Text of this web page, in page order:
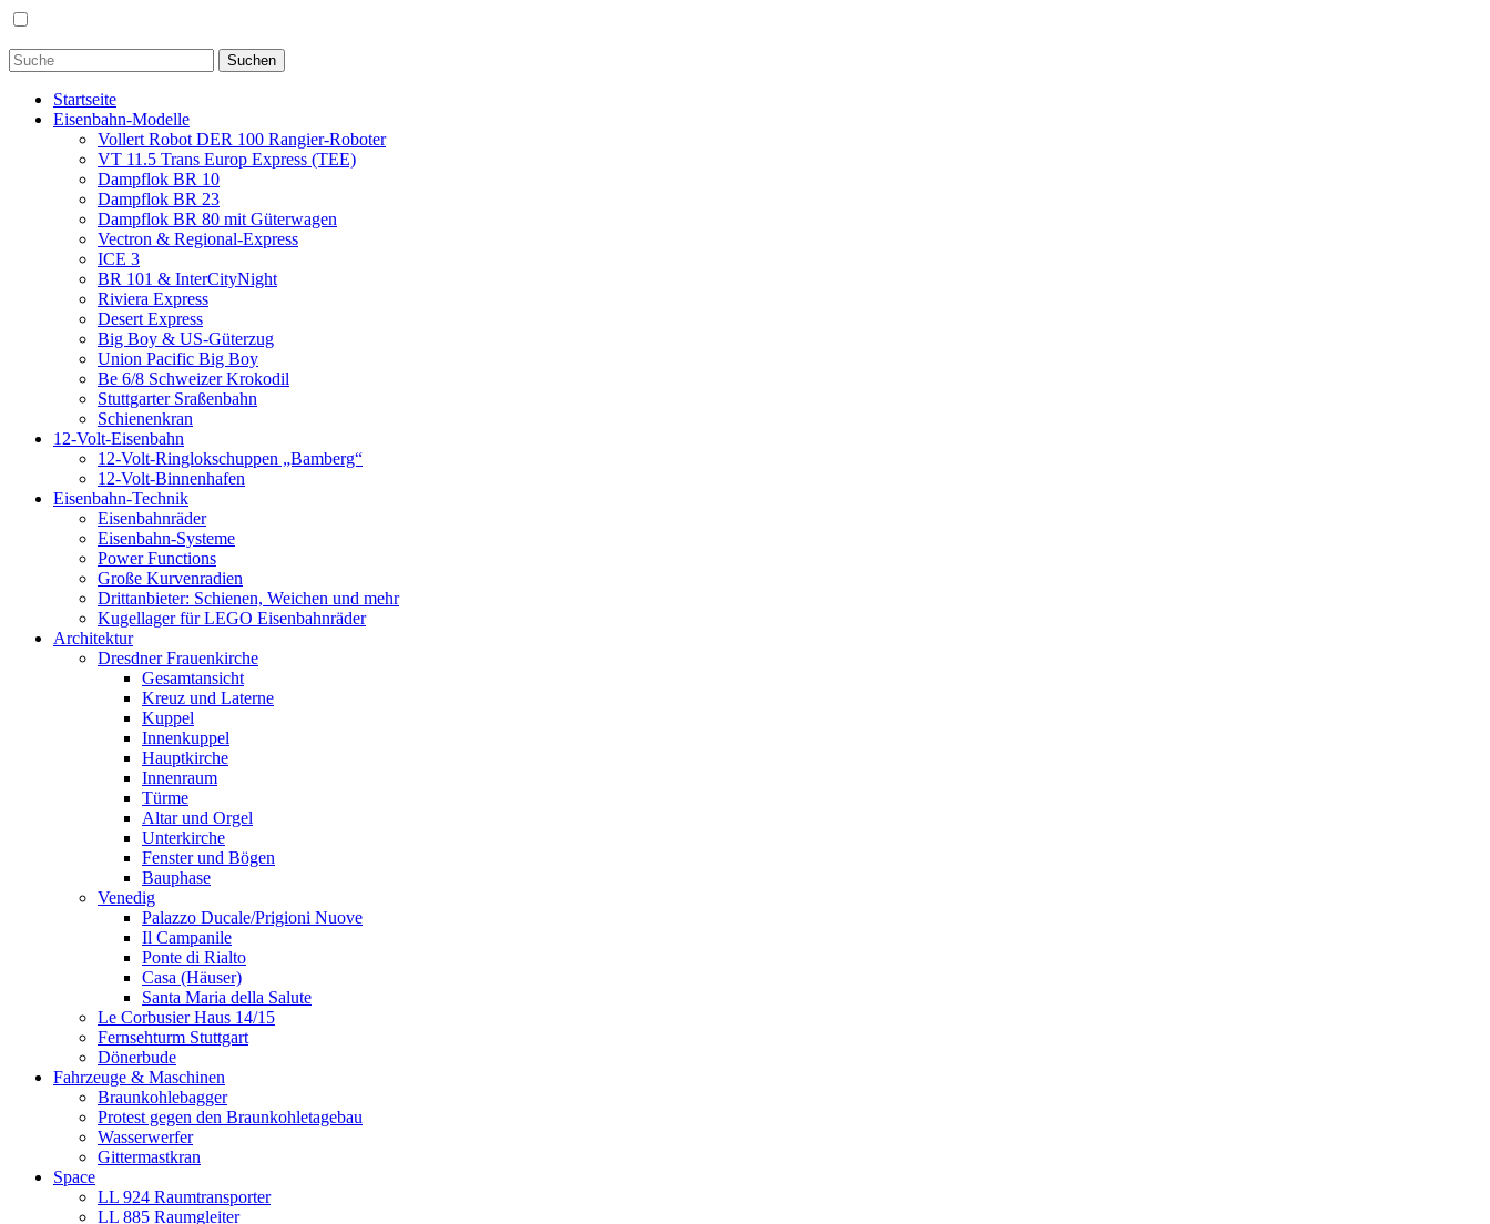
Startseite
Eisenbahn-Modelle
Vollert Robot DER 100 Rangier-Roboter
VT 11.5 Trans Europ Express (TEE)
Dampflok BR 10
Dampflok BR 23
Dampflok BR 80 mit Güterwagen
Vectron & Regional-Express
ICE 3
BR 101 & InterCityNight
Riviera Express
Desert Express
Big Boy & US-Güterzug
Union Pacific Big Boy
Be 6/8 Schweizer Krokodil
Stuttgarter Sraßenbahn
Schienenkran
12-Volt-Eisenbahn
12-Volt-Ringlokschuppen „Bamberg“
12-Volt-Binnenhafen
Eisenbahn-Technik
Eisenbahnräder
Eisenbahn-Systeme
Power Functions
Große Kurvenradien
Drittanbieter: Schienen, Weichen und mehr
Kugellager für LEGO Eisenbahnräder
Architektur
Dresdner Frauenkirche
Gesamtansicht
Kreuz und Laterne
Kuppel
Innenkuppel
Hauptkirche
Innenraum
Türme
Altar und Orgel
Unterkirche
Fenster und Bögen
Bauphase
Venedig
Palazzo Ducale/Prigioni Nuove
Il Campanile
Ponte di Rialto
Casa (Häuser)
Santa Maria della Salute
Le Corbusier Haus 14/15
Fernsehturm Stuttgart
Dönerbude
Fahrzeuge & Maschinen
Braunkohlebagger
Protest gegen den Braunkohletagebau
Wasserwerfer
Gittermastkran
Space
LL 924 Raumtransporter
LL 885 Raumgleiter